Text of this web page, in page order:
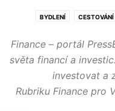
BYDLENÍ CESTOVÁNÍ
Finance – portál
světa financí a
investovat a
Rubriku Finance pro